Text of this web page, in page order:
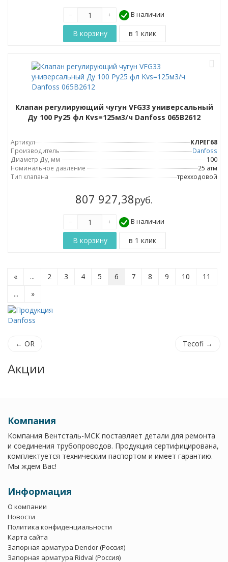
В наличии
Клапан регулирующий чугун VFG33 универсальный
Ду 100 Ру25 фл Kvs=125м3/ч Danfoss 065B2612
Артикул
КЛРЕГ68
Производитель
Danfoss
Диаметр Ду, мм
100
Номинальное давление
25 атм
Тип клапана
трехходовой
807 927,38руб.
В наличии
« ... 2 3 4 5 6 7 8 9 10
11
...
»
← OR Tecofi →
Акции
Компания
Компания Вентсталь-МСК поставляет детали для ремонта
и соединения трубопроводов. Продукция сертифицирована,
комплектуется техническим паспортом и имеет гарантию.
Мы ждем Вас!
Информация
О компании
Новости
Политика конфиденциальности
Карта сайта
Запорная арматура Dendor (Россия)
Запорная арматура Ridval (Россия)